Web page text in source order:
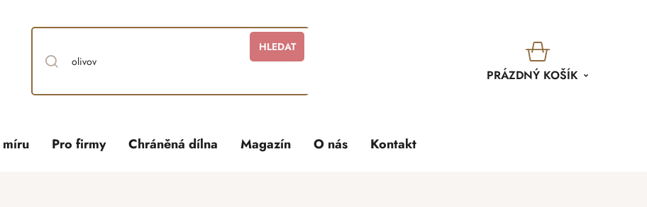
HLEDAT
KOŠÍK
PRÁZDNÝ KOŠÍK
Pro firmy Chráněná dílna Magazín O nás Kontakt